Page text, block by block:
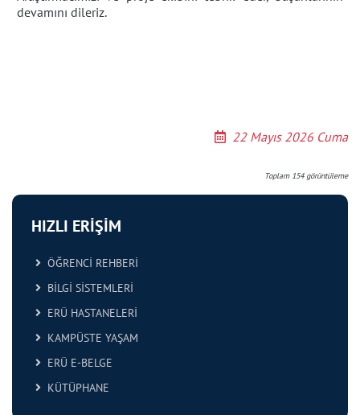
HIZLI ERİŞİM
ÖĞRENCİ REHBERİ
BİLGİ SİSTEMLERİ
ERÜ HASTANELERİ
KAMPÜSTE YAŞAM
ERÜ E-BELGE
KÜTÜPHANE
devamını dileriz.
22 Mayıs 2026 Cuma
Toplam 154görüntüleme